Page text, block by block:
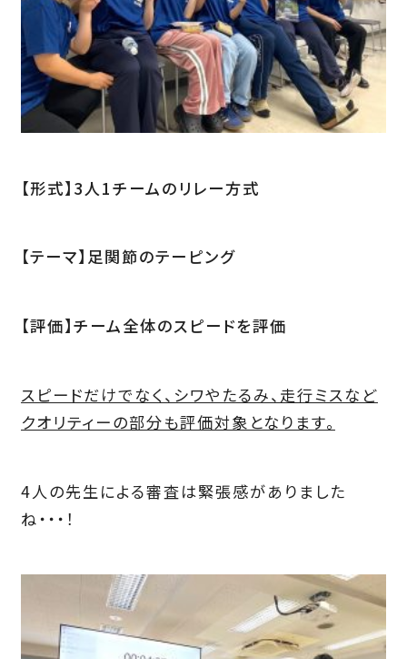
【形式】3人1チームのリレー方式
【テーマ】足関節のテーピング
【評価】チーム全体のスピードを評価
スピードだけでなく、シワやたるみ、走行ミスなど
クオリティーの部分も評価対象となります。
4人の先生による審査は緊張感がありました
ね・・・！